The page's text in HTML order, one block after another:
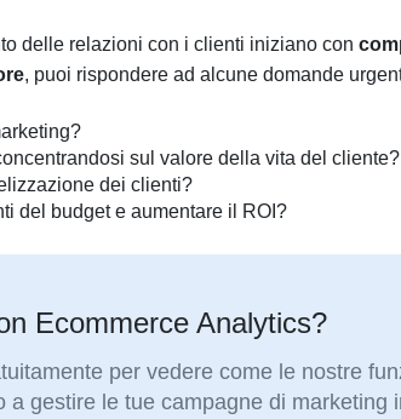
delle relazioni con i clienti iniziano con
, puoi rispondere ad alcune domande
sul valore della vita del cliente?
dei clienti?
del budget e aumentare il ROI?
Ecommerce Analytics?
per vedere come le nostre
a gestire le tue campagne di marketing